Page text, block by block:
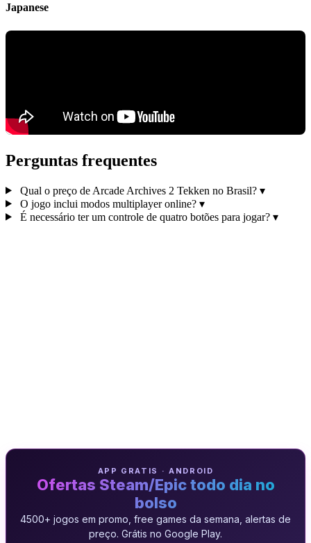
Japanese
Perguntas frequentes
Qual o preço de Arcade Archives 2 Tekken no Brasil? ▾
O jogo inclui modos multiplayer online? ▾
É necessário ter um controle de quatro botões para jogar? ▾
APP GRATIS · ANDROID
Ofertas Steam/Epic todo dia no
bolso
4500+ jogos em promo, free games da semana, alertas de
preço. Grátis no Google Play.